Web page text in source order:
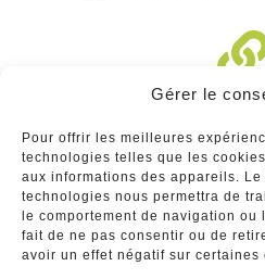
Gérer le
Pour offrir les meilleures
technologies telles que les
aux informations des appareils.
technologies nous permettra de
le comportement de navigation
fait de ne pas consentir ou de
avoir un effet négatif sur
Annuaire des
votre activité dans notre